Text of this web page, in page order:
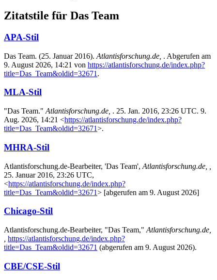
Zitatstile für Das Team
APA-Stil
Das Team. (25. Januar 2016). Atlantisforschung.de, . Abgerufen am
9. August 2026, 14:21 von https://atlantisforschung.de/index.php?
title=Das_Team&oldid=32671 .
MLA-Stil
"Das Team." Atlantisforschung.de, . 25. Jan. 2016, 23:26 UTC. 9.
Aug. 2026, 14:21 <https://atlantisforschung.de/index.php?
title=Das_Team&oldid=32671>.
MHRA-Stil
Atlantisforschung.de-Bearbeiter, 'Das Team', Atlantisforschung.de, ,
25. Januar 2016, 23:26 UTC,
<https://atlantisforschung.de/index.php?
title=Das_Team&oldid=32671> [abgerufen am 9. August 2026]
Chicago-Stil
Atlantisforschung.de-Bearbeiter, "Das Team," Atlantisforschung.de,
https://atlantisforschung.de/index.php?
title=Das_Team&oldid=32671 (abgerufen am 9. August 2026).
CBE/CSE-Stil